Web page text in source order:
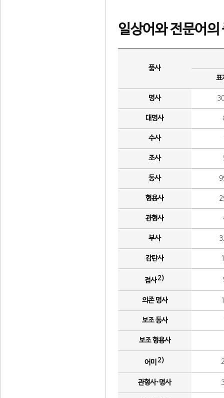
일상어와 전문어의
품사
표
명사
대명사
수사
조사
동사
형용사
관형사
부사
감탄사
접사2)
의존 명사
보조 동사
보조 형용사
어미 2)
관형사·명사